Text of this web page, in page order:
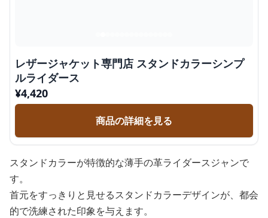
レザージャケット専門店 スタンドカラーシンプ
ルライダース
¥4,420
商品の詳細を見る
スタンドカラーが特徴的な薄手の革ライダースジャンで
す。
首元をすっきりと見せるスタンドカラーデザインが、都会
的で洗練された印象を与えます。